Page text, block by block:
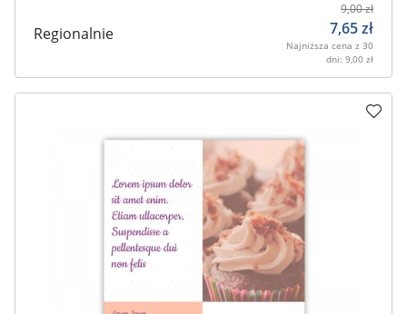
Regionalnie
9,00zł
7,65zł
Najniższa cena z 30
dni: 9,00 zł